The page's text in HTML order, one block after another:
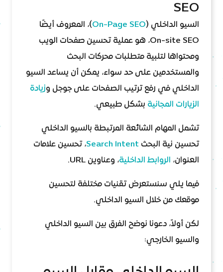
SEO
السيو الداخلي (On-Page SEO)، المعروف أيضًا
On-site SEO، هو عملية تحسين صفحات الويب
ومحتواها لتلبية متطلبات محركات البحث
والمستخدمين على حد سواء، يمكن أن يساعد السيو
الداخلي في رفع ترتيب الصفحات على جوجل وزيادة
الزيارات المجانية بشكل طبيعي.
تشمل المهام الشائعة المرتبطة بالسيو الداخلي
تحسين نية البحث Search Intent، تحسين علامات
العنوان، الروابط الداخلية، وعناوين URL.
فيما يلي سنستعرض تقنيات مختلفة لتحسين
موقعك من خلال السيو الداخلي.
لكن أولاً، دعونا نوضح الفرق بين السيو الداخلي
والسيو الخارجي: